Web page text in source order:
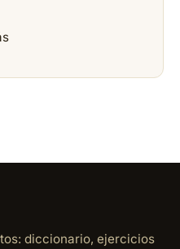
diccionario, ejercicios